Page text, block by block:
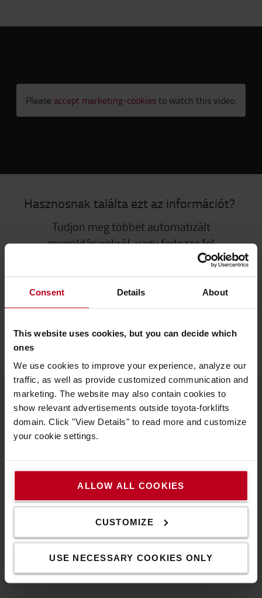
Consent Details About
This website uses cookies, but you can decide which
ones
We use cookies to improve your experience, analyze our
traffic, as well as provide customized communication and
marketing. The website may also contain cookies to
show relevant advertisements outside toyota-forklifts
domain. Click "View Details" to read more and customize
your cookie settings.
ALLOW ALL COOKIES
CUSTOMIZE
USE NECESSARY COOKIES ONLY
Please accept marketing-cookiesto watch this video.
Hasznosnak találta ezt az információt?
Tudjon meg többet automatizált
megoldásainkról, vagy fedezze fel
AUTOMATA RAKTÁRI MEGOLDÁSOK
A Toyotáról
Kik vagyunk mi
Fenntarthatóság
Magatartási kódex
Innováció